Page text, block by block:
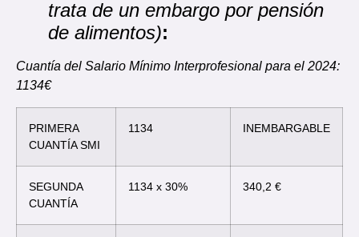
trata de un embargo por pensión
de alimentos):
Cuantía del Salario Mínimo Interprofesional para el 2024:
1134€
PRIMERA
CUANTÍA SMI
1134 INEMBARGABLE
SEGUNDA
CUANTÍA
1134 x 30% 340,2 €